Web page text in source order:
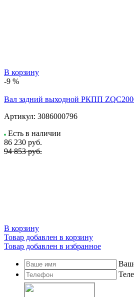
В корзину
-9 %
Вал задний выходной РКПП
Артикул: 3086000796
Есть в наличии
86 230 руб.
94 853 руб.
В корзину
Товар добавлен в корзину
Товар добавлен в избранное